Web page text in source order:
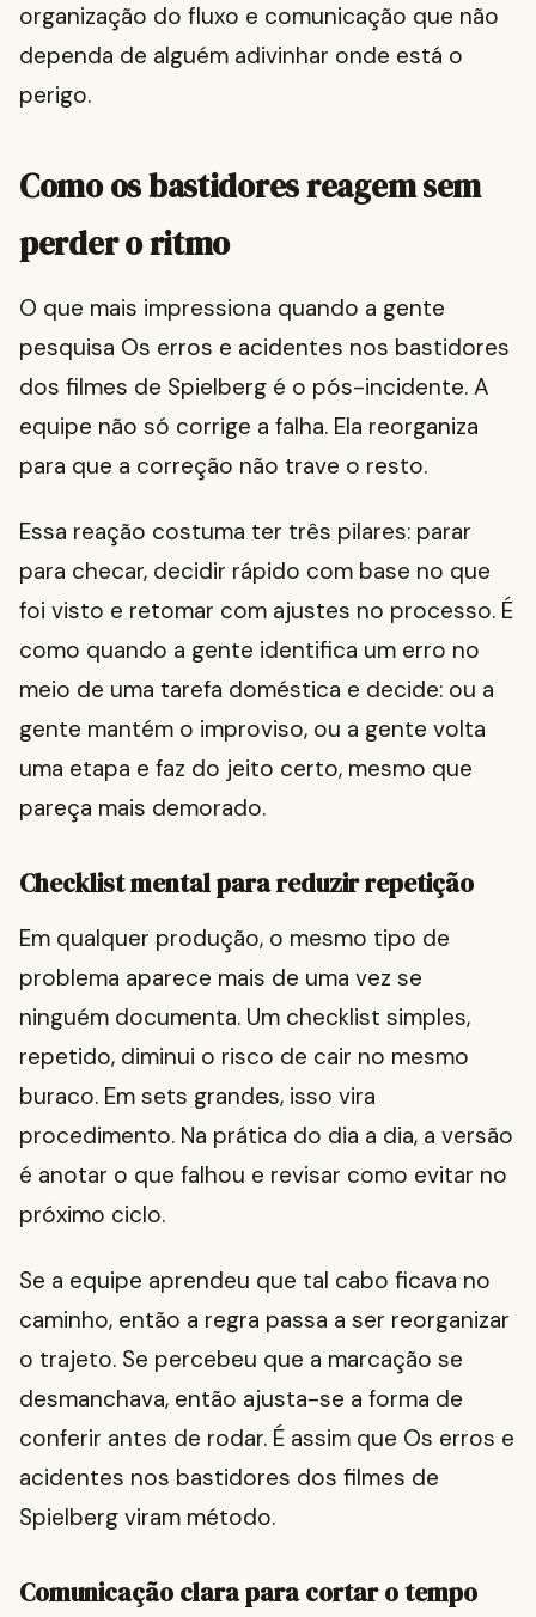
organização do fluxo e comunicação que não
dependa de alguém adivinhar onde está o
perigo.
Como os bastidores reagem sem
perder o ritmo
O que mais impressiona quando a gente
pesquisa Os erros e acidentes nos bastidores
dos filmes de Spielberg é o pós-incidente. A
equipe não só corrige a falha. Ela reorganiza
para que a correção não trave o resto.
Essa reação costuma ter três pilares: parar
para checar, decidir rápido com base no que
foi visto e retomar com ajustes no processo. É
como quando a gente identifica um erro no
meio de uma tarefa doméstica e decide: ou a
gente mantém o improviso, ou a gente volta
uma etapa e faz do jeito certo, mesmo que
pareça mais demorado.
Checklist mental para reduzir repetição
Em qualquer produção, o mesmo tipo de
problema aparece mais de uma vez se
ninguém documenta. Um checklist simples,
repetido, diminui o risco de cair no mesmo
buraco. Em sets grandes, isso vira
procedimento. Na prática do dia a dia, a versão
é anotar o que falhou e revisar como evitar no
próximo ciclo.
Se a equipe aprendeu que tal cabo ficava no
caminho, então a regra passa a ser reorganizar
o trajeto. Se percebeu que a marcação se
desmanchava, então ajusta-se a forma de
conferir antes de rodar. É assim que Os erros e
acidentes nos bastidores dos filmes de
Spielberg viram método.
Comunicação clara para cortar o tempo